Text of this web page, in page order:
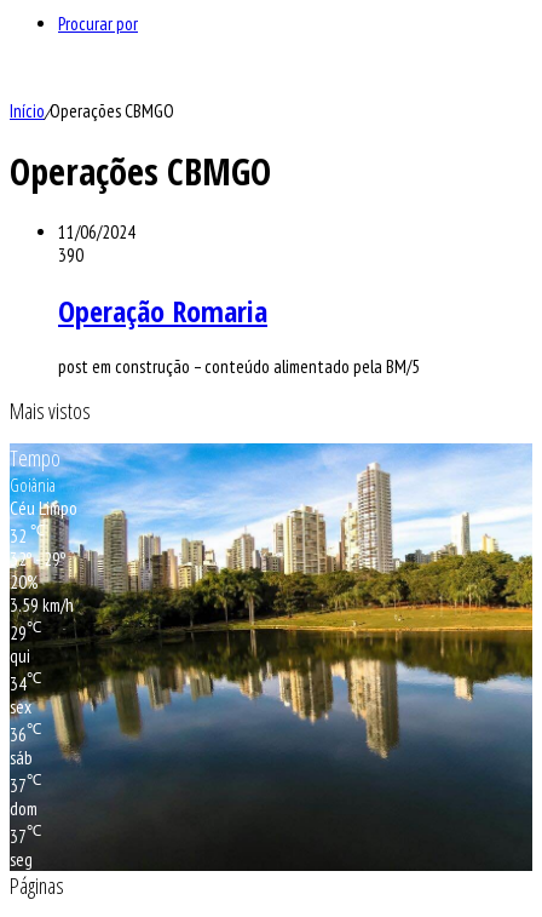
Procurar por
Início/Operações CBMGO
Operações CBMGO
11/06/2024
390
Operação Romaria
post em construção – conteúdo alimentado pela BM/5
Mais vistos
Tempo
Goiânia
Céu Limpo
32℃
32º - 29º
20%
3.59 km/h
29℃
qui
34℃
sex
36℃
sáb
37℃
dom
37℃
seg
Páginas